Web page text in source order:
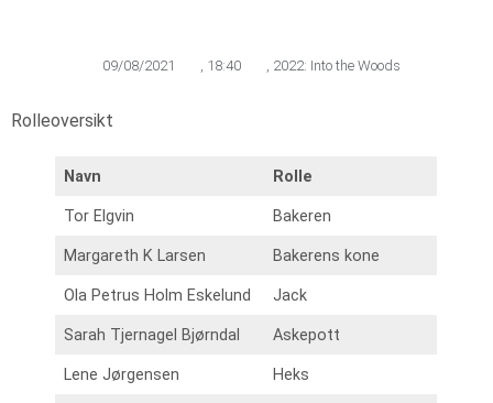
09/08/2021 18:40 2022: Into the Woods
Rolleoversikt
Navn Rolle
Tor Elgvin Bakeren
Margareth K Larsen Bakerens kone
Ola Petrus Holm Eskelund Jack
Sarah Tjernagel Bjørndal Askepott
Lene Jørgensen Heks